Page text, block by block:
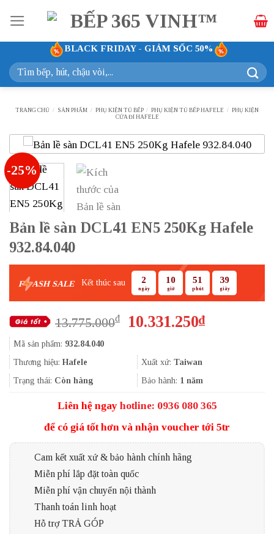
qua
nội
dung
BLACK FRIDAY - GIẢM SỐC 50%
Tìm
kiếm:
TRANG CHỦ / SẢN PHẨM / PHỤ KIỆN TỦ BẾP / PHỤ KIỆN TỦ BẾP HAFELE / PHỤ KIỆN
CỬA ĐI HAFELE
-25%
Bản lề sàn DCL41 EN5 250Kg Hafele
932.84.040
F ASH SALE Kết thúc sau 2
ngày
10
giờ
51
phút
38
giây
13.775.000₫
Giá
13.775.000₫.
10.331.250₫Giá
Mã sản phẩm: 932.84.040
Thương hiệu: Hafele Xuất xứ: Taiwan
Trạng thái: Còn hàng Bảo hành: 1 năm
Liên hệ ngay hotline: 0936 080 365
để có giá tốt hơn và nhận voucher tới 5tr
Cam kết xuất xứ & bảo hành chính hãng
Miễn phí lắp đặt toàn quốc
Miễn phí vận chuyển nội thành
Thanh toán linh hoạt
Hỗ trợ TRẢ GÓP